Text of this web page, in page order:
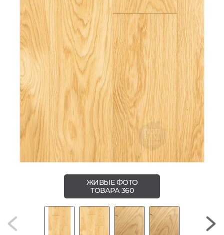
ЖИВЫЕ ФОТО
ТОВАРА 360